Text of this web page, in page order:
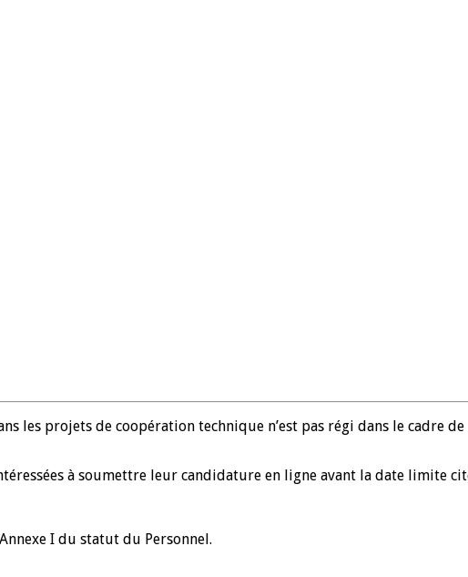
les projets de coopération technique n’est pas régi dans le cadre
à soumettre leur candidature en ligne avant la date limite
I du statut du Personnel.